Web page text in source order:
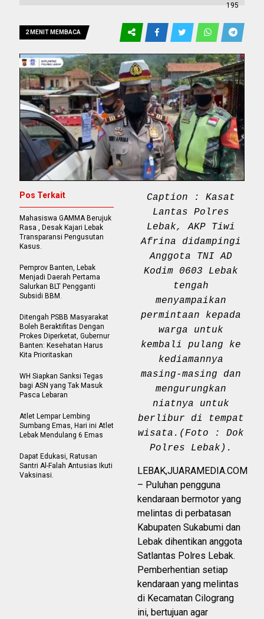
195
2 MENIT MEMBACA
Caption : Kasat
Lantas Polres
Lebak, AKP Tiwi
Afrina didampingi
Anggota TNI AD
Kodim 0603 Lebak
tengah
menyampaikan
permintaan kepada
warga untuk
kembali pulang ke
kediamannya
masing-masing dan
mengurungkan
niatnya untuk
berlibur di tempat
wisata.(Foto : Dok
Polres Lebak).
LEBAK,JUARAMEDIA.COM
– Puluhan pengguna
kendaraan bermotor yang
melintas di perbatasan
Kabupaten Sukabumi dan
Lebak dihentikan anggota
Satlantas Polres Lebak.
Pemberhentian setiap
kendaraan yang melintas
di Kecamatan Cilograng
ini, bertujuan agar
Pos Terkait
Mahasiswa GAMMA Berujuk
Rasa , Desak Kajari Lebak
Transparansi Pengusutan
Kasus.
Pemprov Banten, Lebak
Menjadi Daerah Pertama
Salurkan BLT Pengganti
Subsidi BBM.
Ditengah PSBB Masyarakat
Boleh Beraktifitas Dengan
Prokes Diperketat, Gubernur
Banten: Kesehatan Harus
Kita Prioritaskan
WH Siapkan Sanksi Tegas
bagi ASN yang Tak Masuk
Pasca Lebaran
Atlet Lempar Lembing
Sumbang Emas, Hari ini Atlet
Lebak Mendulang 6 Emas
Dapat Edukasi, Ratusan
Santri Al-Falah Antusias Ikuti
Vaksinasi.